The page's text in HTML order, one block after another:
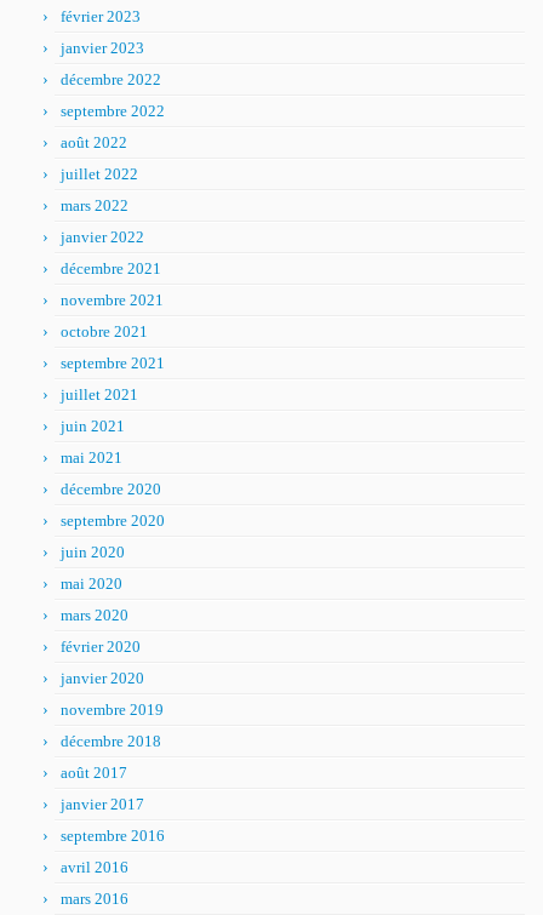
février 2023
janvier 2023
décembre 2022
septembre 2022
août 2022
juillet 2022
mars 2022
janvier 2022
décembre 2021
novembre 2021
octobre 2021
septembre 2021
juillet 2021
juin 2021
mai 2021
décembre 2020
septembre 2020
juin 2020
mai 2020
mars 2020
février 2020
janvier 2020
novembre 2019
décembre 2018
août 2017
janvier 2017
septembre 2016
avril 2016
mars 2016